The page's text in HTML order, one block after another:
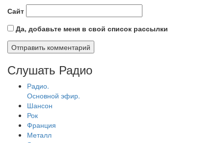
Сайт
Да, добавьте меня в свой список рассылки
Слушать Радио
Радио.
Основной эфир.
Шансон
Рок
Франция
Металл